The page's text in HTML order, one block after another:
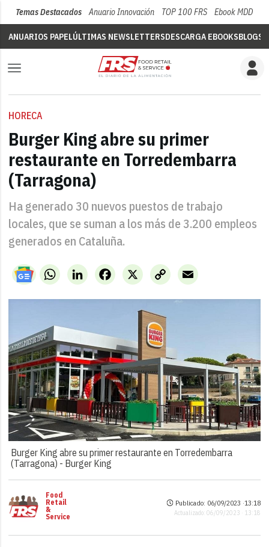
Temas Destacados Anuario Innovación TOP 100 FRS Ebook MDD
ANUARIOS PAPELÚLTIMAS NEWSLETTERSDESCARGA EBOOKSBLOGS
HORECA
Burger King abre su primer
restaurante en Torredembarra
(Tarragona)
Ha generado 30 nuevos puestos de trabajo
locales, que se suman a los más de 3.200 empleos
generados en Cataluña.
WhatsAppLinkedIn X
Facebook
Copy
Link
Email
Burger King abre su primer restaurante en Torredembarra
(Tarragona) - Burger King
Food
Retail
&
Service
Publicado: 06/09/2023 ·13:18
Actualizado: 06/09/2023 · 13:18